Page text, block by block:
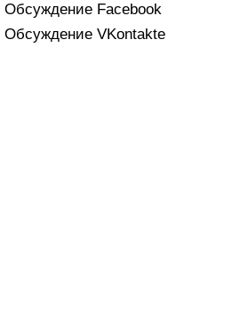
Обсуждение Facebook
Обсуждение VKontakte